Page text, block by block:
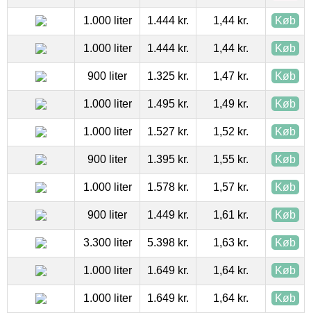
1.000 liter 1.444 kr. 1,44 kr. Køb
1.000 liter 1.444 kr. 1,44 kr. Køb
900 liter 1.325 kr. 1,47 kr. Køb
1.000 liter 1.495 kr. 1,49 kr. Køb
1.000 liter 1.527 kr. 1,52 kr. Køb
900 liter 1.395 kr. 1,55 kr. Køb
1.000 liter 1.578 kr. 1,57 kr. Køb
900 liter 1.449 kr. 1,61 kr. Køb
3.300 liter 5.398 kr. 1,63 kr. Køb
1.000 liter 1.649 kr. 1,64 kr. Køb
1.000 liter 1.649 kr. 1,64 kr. Køb